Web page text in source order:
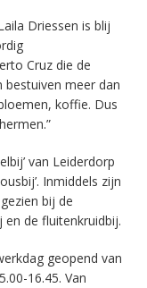
Driessen is blij
Cruz die de
bestuiven meer dan
koffie. Dus
van Leiderdorp
Inmiddels zijn
bij de
en de fluitenkruidbij.
geopend van
16.45. Van